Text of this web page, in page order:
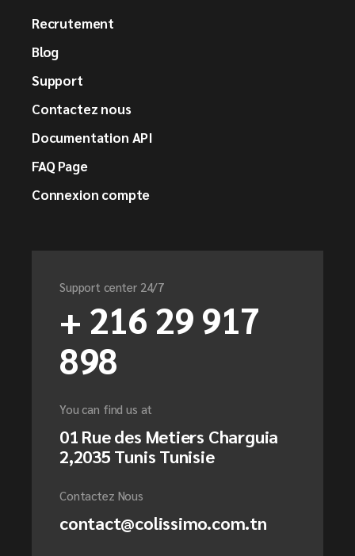
Recrutement
Blog
Support
Contactez nous
Documentation API
FAQ Page
Connexion compte
Support center 24/7
+ 216 29 917
898
You can find us at
01 Rue des Metiers Charguia
2,2035 Tunis Tunisie
Contactez Nous
contact@colissimo.com.tn